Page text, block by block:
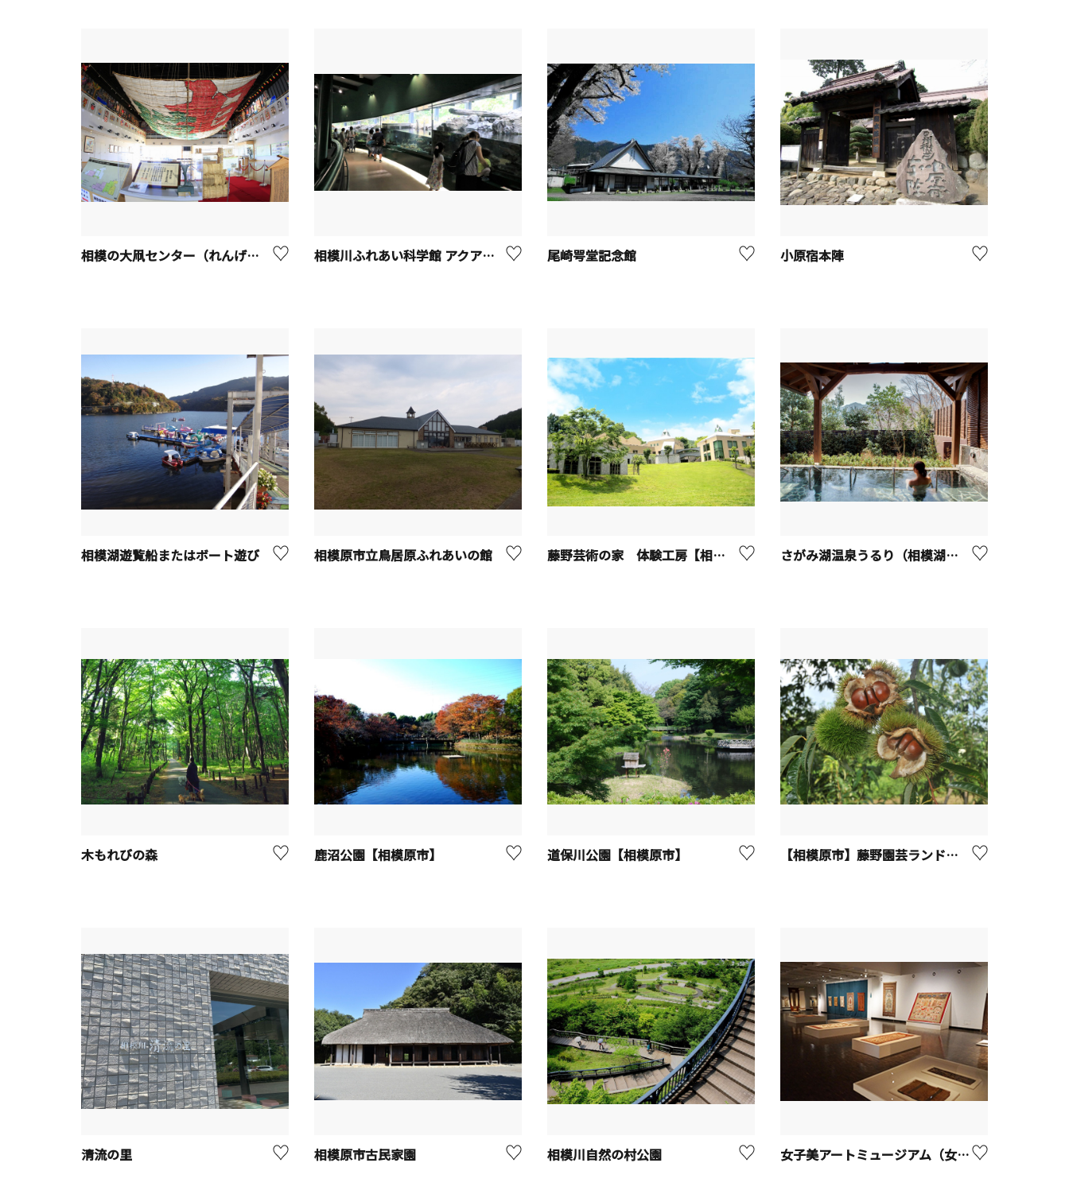
相模の大凧センター（れんげの里あらいそ） 相模川ふれあい科学館 アクアリウムさがみはら【相模原市】 尾崎咢堂記念館 小原宿本陣
相模湖遊覧船またはボート遊び 相模原市立鳥居原ふれあいの館 藤野芸術の家 体験工房【相模原市】 さがみ湖温泉うるり（相模湖温泉）
木もれびの森 鹿沼公園【相模原市】 道保川公園【相模原市】 【相模原市】藤野園芸ランド（収穫体験）
清流の里 相模原市古民家園 相模川自然の村公園 女子美アートミュージアム（女子美術大学）【相模原市】